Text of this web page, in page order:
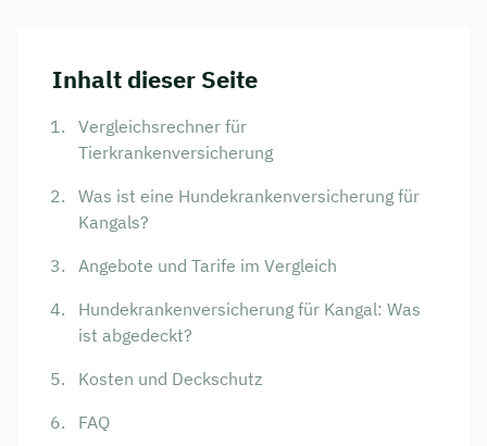
Inhalt dieser Seite
Vergleichsrechner für
Tierkrankenversicherung
Was ist eine Hundekrankenversicherung für
Kangals?
Angebote und Tarife im Vergleich
Hundekrankenversicherung für Kangal: Was
ist abgedeckt?
Kosten und Deckschutz
FAQ